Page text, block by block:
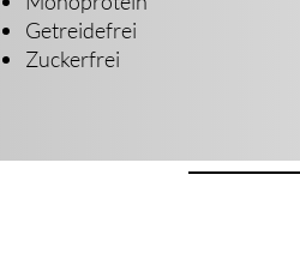
Getreidefrei
Zuckerfrei